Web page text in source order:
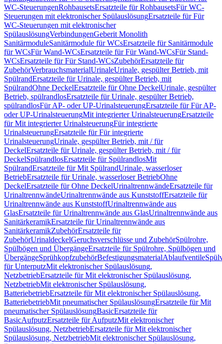
WC-SteuerungenRohbausetsErsatzteile für RohbausetsFür WC-
Steuerungen mit elektronischer SpülauslösungErsatzteile für Für
WC-Steuerungen mit elektronischer
SpülauslösungVerbindungenGeberit Monolith
SanitärmoduleSanitärmodule für WCsErsatzteile für Sanitärmodule
für WCsFür Wand-WCsErsatzteile für Für Wand-WCsFür Stand-
WCsErsatzteile für Für Stand-WCsZubehörErsatzteile für
ZubehörVerbrauchsmaterialUrinaleUrinale, gespülter Betrieb, mit
SpülrandErsatzteile für Urinale, gespülter Betrieb, mit
SpülrandOhne DeckelErsatzteile für Ohne DeckelUrinale, gespülter
Betrieb, spülrandlosErsatzteile für Urinale, gespülter Betrieb,
spülrandlosFür AP- oder UP-UrinalsteuerungErsatzteile für Für AP-
oder UP-UrinalsteuerungMit integrierter UrinalsteuerungErsatzteile
für Mit integrierter UrinalsteuerungFür integrierte
UrinalsteuerungErsatzteile für Für integrierte
UrinalsteuerungUrinale, gespülter Betrieb, mit / für
DeckelErsatzteile für Urinale, gespülter Betrieb, mit / für
DeckelSpülrandlosErsatzteile für SpülrandlosMit
SpülrandErsatzteile für Mit SpülrandUrinale, wasserloser
BetriebErsatzteile für Urinale, wasserloser BetriebOhne
DeckelErsatzteile für Ohne DeckelUrinaltrennwändeErsatzteile für
UrinaltrennwändeUrinaltrennwände aus KunststoffErsatzteile für
Urinaltrennwände aus KunststoffUrinaltrennwände aus
GlasErsatzteile für Urinaltrennwände aus GlasUrinaltrennwände aus
SanitärkeramikErsatzteile für Urinaltrennwände aus
SanitärkeramikZubehörErsatzteile für
ZubehörUrinaldeckelGeruchsverschlüsse und ZubehörSpülrohre,
Spülbögen und ÜbergängeErsatzteile für Spülrohre, Spülbögen und
ÜbergängeSprühkopfzubehörBefestigungsmaterialAblaufventile
für UnterputzMit elektronischer Spülauslösung,
NetzbetriebErsatzteile für Mit elektronischer Spülauslösung,
NetzbetriebMit elektronischer Spülauslösung,
BatteriebetriebErsatzteile für Mit elektronischer Spülauslösung,
BatteriebetriebMit pneumatischer SpülauslösungErsatzteile für Mit
pneumatischer SpülauslösungBasicErsatzteile für
BasicAufputzErsatzteile für AufputzMit elektronischer
Spülauslösung, NetzbetriebErsatzteile für Mit elektronischer
Spülauslösung, NetzbetriebMit elektronischer Spülauslösung,